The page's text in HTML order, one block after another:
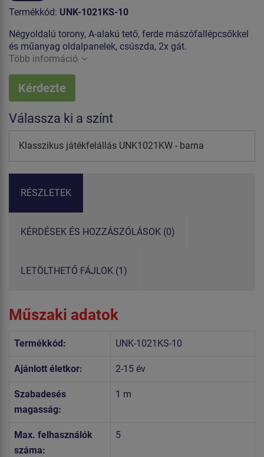
Termékkód: UNK-1021KS-10
Négyoldalú torony, A-alakú tető, ferde mászófallépcsőkkel
és műanyag oldalpanelek, csúszda, 2x gát.
Több információ
Kérdezte
Válassza ki a színt
Klasszikus játékfelállás UNK1021KW - barna
RÉSZLETEK
KÉRDÉSEK ÉS HOZZÁSZÓLÁSOK (0)
LETÖLTHETŐ FÁJLOK (1)
Műszaki adatok
Termékkód: UNK-1021KS-10
Ajánlott életkor: 2-15 év
Szabadesés
magasság:
1 m
Max. felhasználók
száma:
5